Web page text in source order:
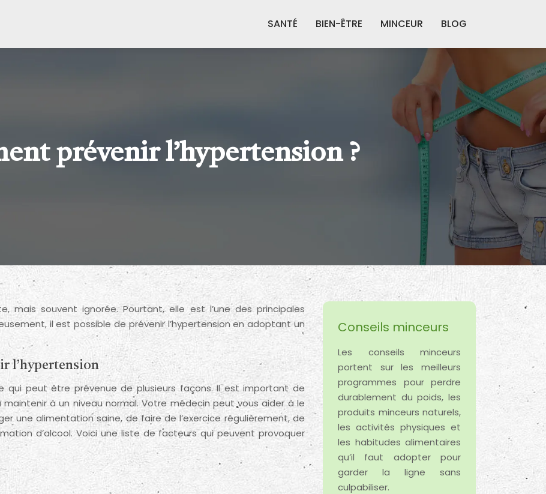
SANTÉ BIEN-ÊTRE MINCEUR BLOG
prévenir l’hypertension ?
il est possible de prévenir l’hypertension en adoptant un
l’hypertension
qui peut être prévenue de plusieurs façons. Il est important de
à un niveau normal. Votre médecin peut vous aider à le
une alimentation saine, de faire de l’exercice régulièrement, de
d’alcool. Voici une liste de facteurs qui peuvent provoquer
Conseils minceurs
Les conseils minceurs
portent sur les meilleurs
programmes pour perdre
durablement du poids, les
produits minceurs naturels,
les activités physiques et
les habitudes alimentaires
qu’il faut adopter pour
garder la ligne sans
culpabiliser.